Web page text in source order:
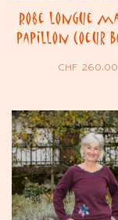
Robe longue
papillon Coeur
CHF260.00